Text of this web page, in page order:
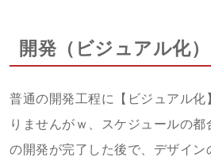
開発（ビジュアル化）
普通の開発工程に【ビジュアル化
りませんがｗ、スケジュールの
の開発が完了した後で、デザイン